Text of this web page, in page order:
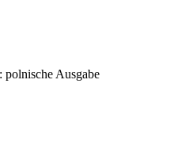
polnische Ausgabe